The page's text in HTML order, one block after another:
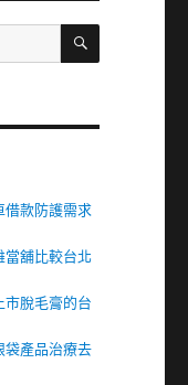
搜
借款防護需求
舖比較台北
市脫毛膏的台
袋產品治療去